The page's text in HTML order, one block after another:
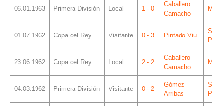
06.01.1963 Primera División Local 1 - 0
Caballero
Camacho
01.07.1962 Copa del Rey Visitante 0 - 3 Pintado Viu
23.06.1962 Copa del Rey Local 2 - 2
Caballero
Camacho
04.03.1962 Primera División Visitante 0 - 2
Gómez
Arribas